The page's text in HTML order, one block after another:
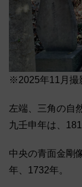
※2025年11月撮
左端、三角の自
九壬申年は、
中央の青面金剛
年、1732年。